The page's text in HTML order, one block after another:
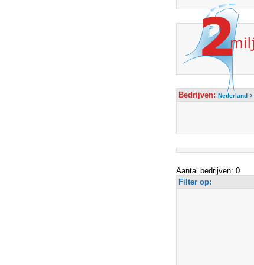
Bedrijven: Nederland›
Aantal bedrijven: 0
Filter op: